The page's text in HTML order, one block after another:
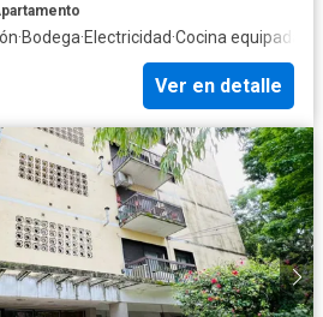
·Bodega·Electricidad·Cocina equipada
Ver en detalle